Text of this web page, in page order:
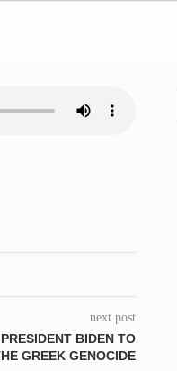
next post
BIDEN TO
GREEK GENOCIDE